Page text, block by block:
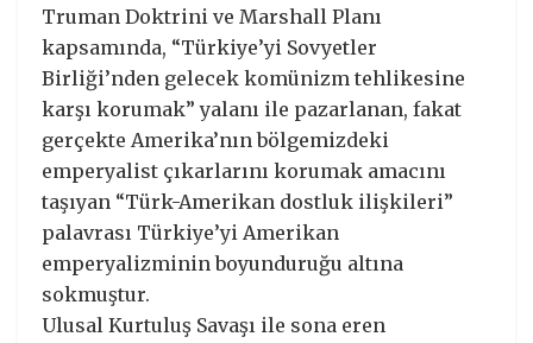
Truman Doktrini ve Marshall Planı
kapsamında, “Türkiye’yi Sovyetler
Birliği’nden gelecek komünizm tehlikesine
karşı korumak” yalanı ile pazarlanan, fakat
gerçekte Amerika’nın bölgemizdeki
emperyalist çıkarlarını korumak amacını
taşıyan “Türk-Amerikan dostluk ilişkileri”
palavrası Türkiye’yi Amerikan
emperyalizminin boyunduruğu altına
sokmuştur.
Ulusal Kurtuluş Savaşı ile sona eren